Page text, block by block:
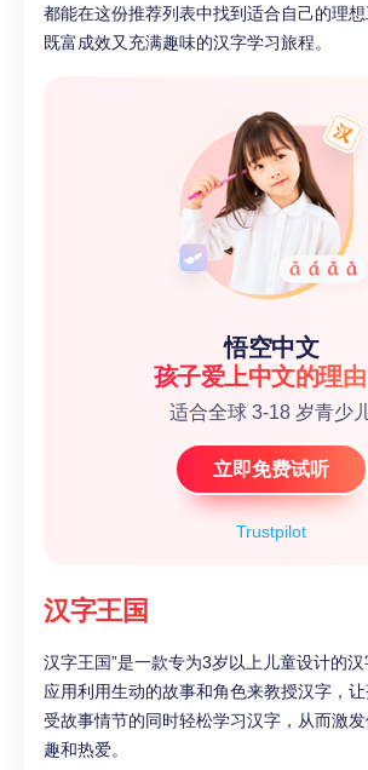
都能在这份推荐列表中找到适合自己的理
既富成效又充满趣味的汉字学习旅程。
Trustpilot
悟空中文
孩子爱上中文的理由
适合全球 3-18 岁青少
立即免费试听
汉字王国
汉字王国”是一款专为3岁以上儿童设计的
应用利用生动的故事和角色来教授汉字，
受故事情节的同时轻松学习汉字，从而激
趣和热爱。